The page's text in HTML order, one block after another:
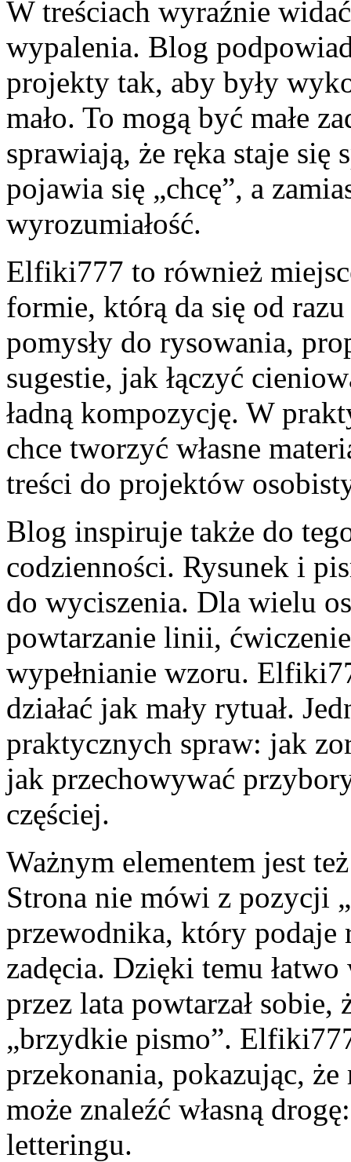
W treściach wyraźnie
wypalenia. Blog
projekty tak, aby były
mało. To mogą być małe
sprawiają, że ręka staje się
pojawia się „chcę”, a
wyrozumiałość.
Elfiki777 to również
formie, którą da się od
pomysły do rysowania,
sugestie, jak łączyć
ładną kompozycję. W
chce tworzyć własne
treści do projektów
Blog inspiruje także do
codzienności. Rysunek i
do wyciszenia. Dla wielu
powtarzanie linii,
wypełnianie wzoru.
działać jak mały rytuał.
praktycznych spraw: jak
jak przechowywać
częściej.
Ważnym elementem jest
Strona nie mówi z pozycji
przewodnika, który podaje
zadęcia. Dzięki temu
przez lata powtarzał sobie,
„brzydkie pismo”.
przekonania, pokazując,
może znaleźć własną
letteringu.